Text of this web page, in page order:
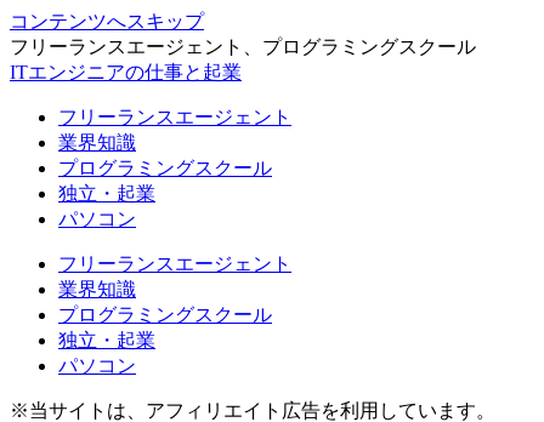
コンテンツへスキップ
フリーランスエージェント、プログラミングスクール
ITエンジニアの仕事と起業
フリーランスエージェント
業界知識
プログラミングスクール
独立・起業
パソコン
フリーランスエージェント
業界知識
プログラミングスクール
独立・起業
パソコン
※当サイトは、アフィリエイト広告を利用しています。